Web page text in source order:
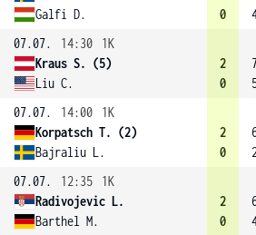
Galfi D.
0
07.07.
14:30
1K
Kraus S. (5)
Liu C.
2
0
07.07.
14:00
1K
Korpatsch T. (2)
Bajraliu L.
2
0
07.07.
12:35
1K
Radivojevic L.
Barthel M.
2
0